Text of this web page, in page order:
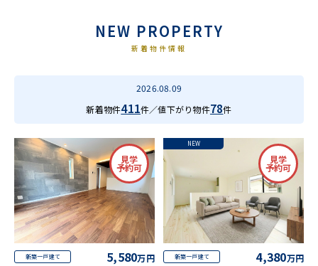
NEW PROPERTY
新着物件情報
2026.08.09
新着物件411件／値下がり物件78件
見学
予約可
新築一戸建て 5,580万円
NEW
見学
予約可
新築一戸建て 4,380万円